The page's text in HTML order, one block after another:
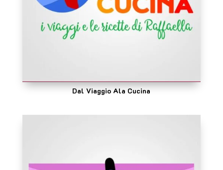
Dal Viaggio Ala Cucina